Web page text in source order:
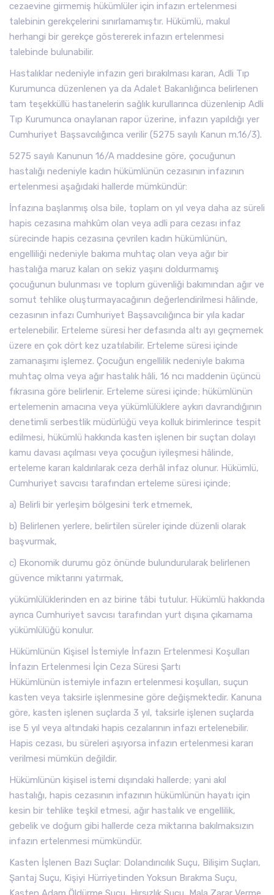
cezaevine girmemiş hükümlüler için infazın ertelenmesi
talebinin gerekçelerini sınırlamamıştır. Hükümlü, makul
herhangi bir gerekçe göstererek infazın ertelenmesi
talebinde bulunabilir.
Hastalıklar nedeniyle infazın geri bırakılması kararı, Adli Tıp
Kurumunca düzenlenen ya da Adalet Bakanlığınca belirlenen
tam teşekküllü hastanelerin sağlık kurullarınca düzenlenip Adli
Tıp Kurumunca onaylanan rapor üzerine, infazın yapıldığı yer
Cumhuriyet Başsavcılığınca verilir (5275 sayılı Kanun m.16/3).
5275 sayılı Kanunun 16/A maddesine göre, çocuğunun
hastalığı nedeniyle kadın hükümlünün cezasının infazının
ertelenmesi aşağıdaki hallerde mümkündür:
İnfazına başlanmış olsa bile, toplam on yıl veya daha az süreli
hapis cezasına mahkûm olan veya adli para cezası infaz
sürecinde hapis cezasına çevrilen kadın hükümlünün,
engelliliği nedeniyle bakıma muhtaç olan veya ağır bir
hastalığa maruz kalan on sekiz yaşını doldurmamış
çocuğunun bulunması ve toplum güvenliği bakımından ağır ve
somut tehlike oluşturmayacağının değerlendirilmesi hâlinde,
cezasının infazı Cumhuriyet Başsavcılığınca bir yıla kadar
ertelenebilir. Erteleme süresi her defasında altı ayı geçmemek
üzere en çok dört kez uzatılabilir. Erteleme süresi içinde
zamanaşımı işlemez. Çocuğun engellilik nedeniyle bakıma
muhtaç olma veya ağır hastalık hâli, 16 ncı maddenin üçüncü
fıkrasına göre belirlenir. Erteleme süresi içinde; hükümlünün
ertelemenin amacına veya yükümlülüklere aykırı davrandığının
denetimli serbestlik müdürlüğü veya kolluk birimlerince tespit
edilmesi, hükümlü hakkında kasten işlenen bir suçtan dolayı
kamu davası açılması veya çocuğun iyileşmesi hâlinde,
erteleme kararı kaldırılarak ceza derhâl infaz olunur. Hükümlü,
Cumhuriyet savcısı tarafından erteleme süresi içinde;
a) Belirli bir yerleşim bölgesini terk etmemek,
b) Belirlenen yerlere, belirtilen süreler içinde düzenli olarak
başvurmak,
c) Ekonomik durumu göz önünde bulundurularak belirlenen
güvence miktarını yatırmak,
yükümlülüklerinden en az birine tâbi tutulur. Hükümlü hakkında
ayrıca Cumhuriyet savcısı tarafından yurt dışına çıkamama
yükümlülüğü konulur.
Hükümlünün Kişisel İstemiyle İnfazın Ertelenmesi Koşulları
İnfazın Ertelenmesi İçin Ceza Süresi Şartı
Hükümlünün istemiyle infazın ertelenmesi koşulları, suçun
kasten veya taksirle işlenmesine göre değişmektedir. Kanuna
göre, kasten işlenen suçlarda 3 yıl, taksirle işlenen suçlarda
ise 5 yıl veya altındaki hapis cezalarının infazı ertelenebilir.
Hapis cezası, bu süreleri aşıyorsa infazın ertelenmesi kararı
verilmesi mümkün değildir.
Hükümlünün kişisel istemi dışındaki hallerde; yani akıl
hastalığı, hapis cezasının infazının hükümlünün hayatı için
kesin bir tehlike teşkil etmesi, ağır hastalık ve engellilik,
gebelik ve doğum gibi hallerde ceza miktarına bakılmaksızın
infazın ertelenmesi mümkündür.
Kasten İşlenen Bazı Suçlar: Dolandırıcılık Suçu, Bilişim Suçları,
Şantaj Suçu, Kişiyi Hürriyetinden Yoksun Bırakma Suçu,